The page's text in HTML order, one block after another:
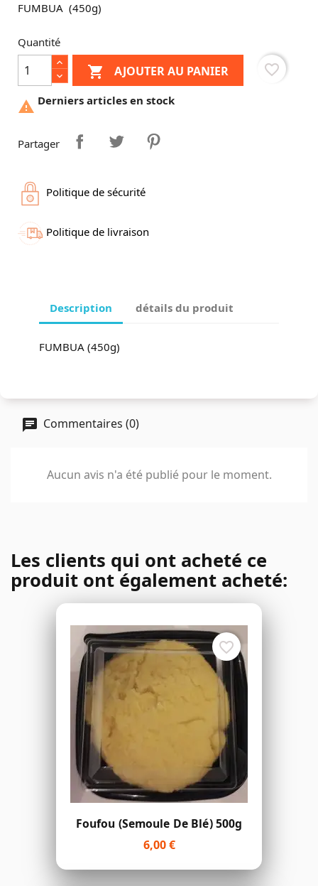
FUMBUA (450g)
Quantité
 AJOUTER AU PANIER favorite_border
 Derniers articles en stock
Partager
Politique de sécurité
Politique de livraison
Description détails du produit
FUMBUA (450g)
Commentaires (0)
Aucun avis n'a été publié pour le moment.
Les clients qui ont acheté ce
produit ont également acheté:
Foufou (semoule De Blé) 500g
6,00 €
favorite_border